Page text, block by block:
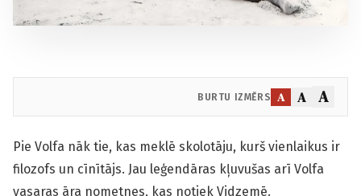
BURTU IZMĒRS A A A
Pie Volfa nāk tie, kas meklē skolotāju, kurš vienlaikus ir
filozofs un cīnītājs. Jau leģendāras kļuvušas arī Volfa
vasaras āra nometnes, kas notiek Vidzemē.